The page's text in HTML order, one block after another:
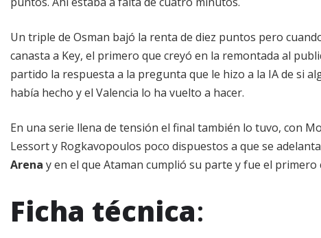
Un triple de Osman bajó la renta de diez puntos pero
canasta a Key, el primero que creyó en la remontada al
partido la respuesta a la pregunta que le hizo a la IA de si
había hecho y el Valencia lo ha vuelto a hacer.
En una serie llena de tensión el final también lo tuvo, con
Lessort y Rogkavopoulos poco dispuestos a que se
Arena y en el que Ataman cumplió su parte y fue el
Ficha técnica: